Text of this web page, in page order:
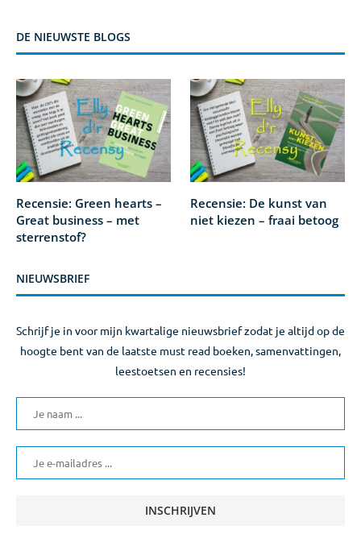
DE NIEUWSTE BLOGS
Recensie: Green hearts –
Great business – met
sterrenstof?
Recensie: De kunst van
niet kiezen – fraai betoog
NIEUWSBRIEF
Schrijf je in voor mijn kwartalige nieuwsbrief zodat je altijd op de
hoogte bent van de laatste must read boeken, samenvattingen,
leestoetsen en recensies!